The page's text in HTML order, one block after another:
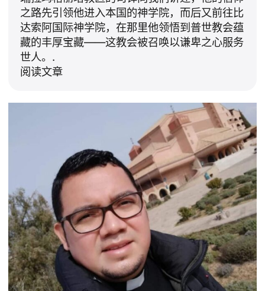
之路先引领他进入本国的神学院，而后又前往比
达索阿国际神学院，在那里他领悟到普世教会蕴
藏的丰厚宝藏——这教会被召唤以谦卑之心服务
世人。.
阅读文章